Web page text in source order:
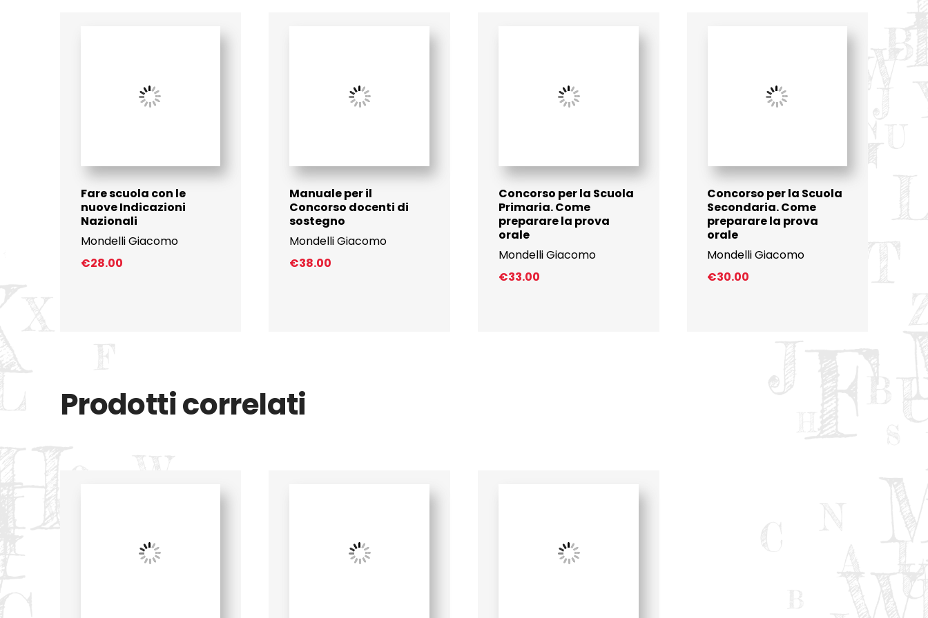
Fare scuola con le
nuove Indicazioni
Nazionali
Mondelli Giacomo
€28.00
Manuale per il
Concorso docenti di
sostegno
Mondelli Giacomo
€38.00
Concorso per la Scuola
Primaria. Come
preparare la prova
orale
Mondelli Giacomo
€33.00
Concorso per la Scuola
Secondaria. Come
preparare la prova
orale
Mondelli Giacomo
€30.00
Prodotti correlati